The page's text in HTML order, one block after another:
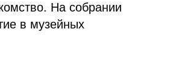
На собрании
в музейных